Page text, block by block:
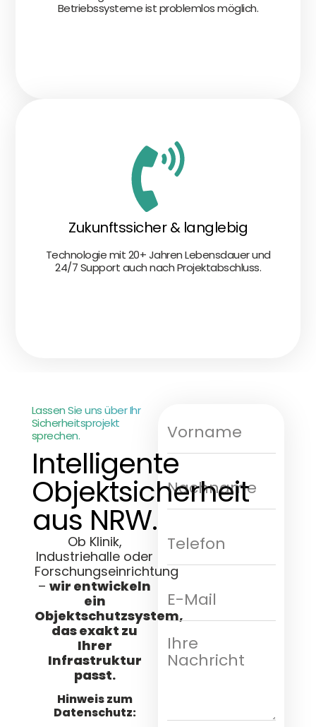
Betriebssysteme ist problemlos möglich.
Zukunftssicher & langlebig
Technologie mit 20+ Jahren Lebensdauer und
24/7 Support auch nach Projektabschluss.
Lassen Sie uns über Ihr
Sicherheitsprojekt
sprechen.
Intelligente
Objektsicherheit
aus NRW.
Ob Klinik,
Industriehalle oder
Forschungseinrichtung
–wir entwickeln
ein
Objektschutzsystem,
das exakt zu
Ihrer
Infrastruktur
passt.
Hinweis zum
Datenschutz: